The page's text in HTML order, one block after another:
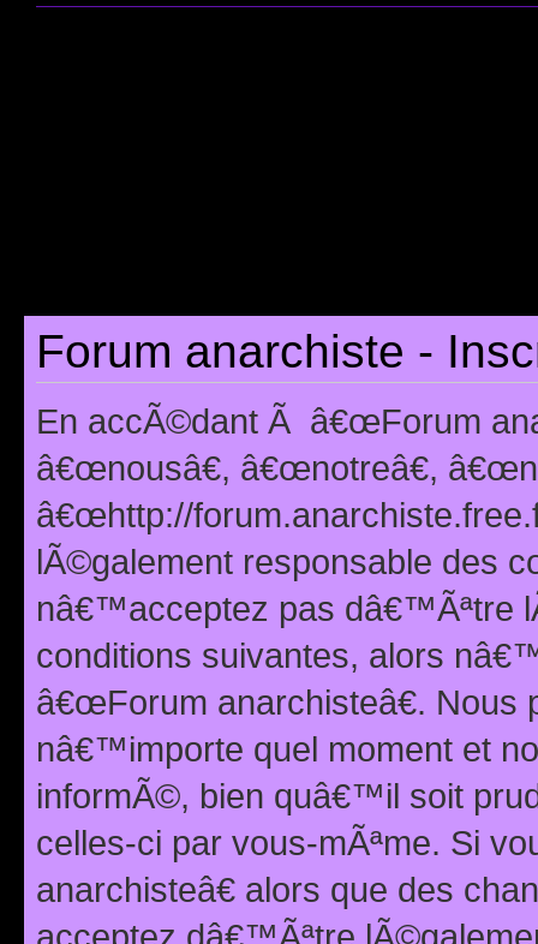
Forum anarchiste -
En accÃ©dant Ã â€œForum
â€œnousâ€, â€œnotreâ€,
â€œhttp://
lÃ©galement responsable des
nâ€™acceptez pas dâ€™Ãªtre
conditions suivantes, alors
â€œForum anarchisteâ€.
nâ€™importe quel moment et
informÃ©, bien quâ€™il soit
celles-ci par vous-mÃªme. Si
anarchisteâ€ alors que des
acceptez dâ€™Ãªtre